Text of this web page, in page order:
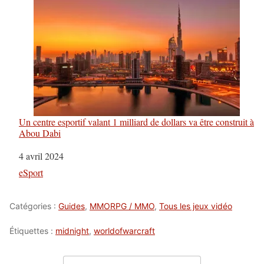
Un centre esportif valant 1 milliard de dollars va être construit à
Abou Dabi
Date
4 avril 2024
Par rapport à
eSport
Catégories : Guides, MMORPG / MMO, Tous les jeux vidéo
Étiquettes : midnight, worldofwarcraft